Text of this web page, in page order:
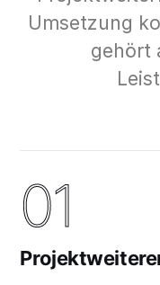
Umsetzung
gehört
01